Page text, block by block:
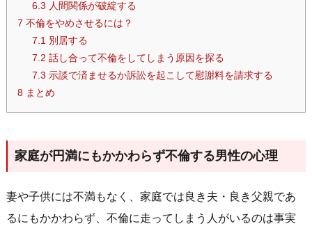
6.3 人間関係が破綻する
7 不倫をやめさせるには？
7.1 別居する
7.2 話し合って不倫をしてしまう原因を探る
7.3 示談で済ませるか訴訟を起こして慰謝料を請求する
8まとめ
家庭が円満にもかかわらず不倫する男性の心理
妻や子供には不満もなく、家庭では良き夫・良き父親であ
るにもかかわらず、不倫に走ってしまう人がいるのは事実